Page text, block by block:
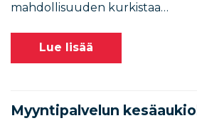
mahdollisuuden kurkistaa…
Lue lisää
Myyntipalvelun